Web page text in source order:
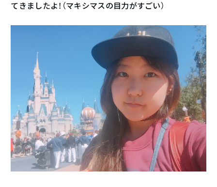
てきましたよ！（マキシマスの目力がすごい）